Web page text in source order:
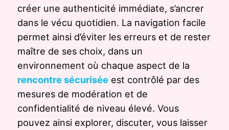
créer une authenticité immédiate, s’ancrer
dans le vécu quotidien. La navigation facile
permet ainsi d’éviter les erreurs et de rester
maître de ses choix, dans un
environnement où chaque aspect de la
rencontre sécurisée est contrôlé par des
mesures de modération et de
confidentialité de niveau élevé. Vous
pouvez ainsi explorer, discuter, vous laisser